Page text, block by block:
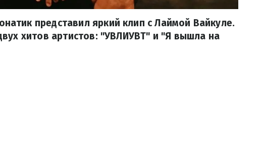
представил яркий клип с Лаймой Вайкуле.
хитов артистов: "УВЛИУВТ" и "Я вышла на